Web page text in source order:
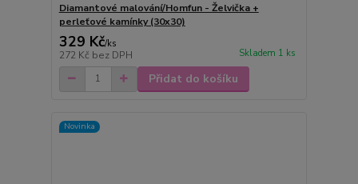
Diamantové malování/Homfun - Želvička +
perleťové kamínky (30x30)
329 Kč/ks
272 Kč bez DPH Skladem 1 ks
Přidat do košíku
Novinka